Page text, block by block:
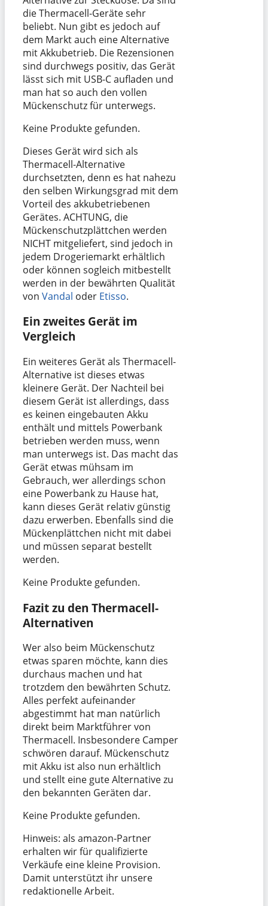
die Thermacell-Geräte sehr
beliebt. Nun gibt es jedoch auf
dem Markt auch eine Alternative
mit Akkubetrieb. Die Rezensionen
sind durchwegs positiv, das Gerät
lässt sich mit USB-C aufladen und
man hat so auch den vollen
Mückenschutz für unterwegs.
Keine Produkte gefunden.
Dieses Gerät wird sich als
Thermacell-Alternative
durchsetzten, denn es hat nahezu
den selben Wirkungsgrad mit dem
Vorteil des akkubetriebenen
Gerätes. ACHTUNG, die
Mückenschutzplättchen werden
NICHT mitgeliefert, sind jedoch in
jedem Drogeriemarkt erhältlich
oder können sogleich mitbestellt
werden in der bewährten Qualität
von Vandal oder Etisso.
Ein zweites Gerät im
Vergleich
Ein weiteres Gerät als Thermacell-
Alternative ist dieses etwas
kleinere Gerät. Der Nachteil bei
diesem Gerät ist allerdings, dass
es keinen eingebauten Akku
enthält und mittels Powerbank
betrieben werden muss, wenn
man unterwegs ist. Das macht das
Gerät etwas mühsam im
Gebrauch, wer allerdings schon
eine Powerbank zu Hause hat,
kann dieses Gerät relativ günstig
dazu erwerben. Ebenfalls sind die
Mückenplättchen nicht mit dabei
und müssen separat bestellt
werden.
Keine Produkte gefunden.
Fazit zu den Thermacell-
Alternativen
Wer also beim Mückenschutz
etwas sparen möchte, kann dies
durchaus machen und hat
trotzdem den bewährten Schutz.
Alles perfekt aufeinander
abgestimmt hat man natürlich
direkt beim Marktführer von
Thermacell. Insbesondere Camper
schwören darauf. Mückenschutz
mit Akku ist also nun erhältlich
und stellt eine gute Alternative zu
den bekannten Geräten dar.
Keine Produkte gefunden.
Hinweis: als amazon-Partner
erhalten wir für qualifizierte
Verkäufe eine kleine Provision.
Damit unterstützt ihr unsere
redaktionelle Arbeit.